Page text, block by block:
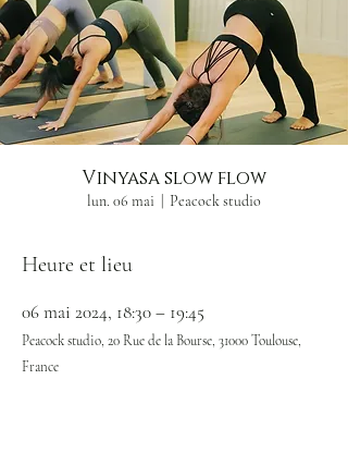
Vinyasa slow flow
lun. 06 mai Peacock studio
Heure et lieu
06 mai 2024, 18:30 – 19:45
Peacock studio, 20 Rue de la Bourse, 31000 Toulouse,
France